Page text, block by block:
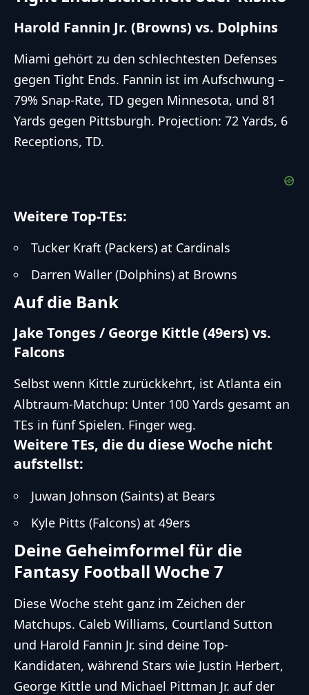
Harold Fannin Jr. (Browns) vs. Dolphins
Miami gehört zu den schlechtesten Defenses
gegen Tight Ends. Fannin ist im Aufschwung –
79% Snap-Rate, TD gegen Minnesota, und 81
Yards gegen Pittsburgh. Projection: 72 Yards, 6
Receptions, TD.
Weitere Top-TEs:
Tucker Kraft (Packers) at Cardinals
Darren Waller (Dolphins) at Browns
Auf die Bank
Jake Tonges / George Kittle (49ers) vs.
Falcons
Selbst wenn Kittle zurückkehrt, ist Atlanta ein
Albtraum-Matchup: Unter 100 Yards gesamt an
TEs in fünf Spielen. Finger weg.
Weitere TEs, die du diese Woche nicht
aufstellst:
Juwan Johnson (Saints) at Bears
Kyle Pitts (Falcons) at 49ers
Deine Geheimformel für die
Fantasy Football Woche 7
Diese Woche steht ganz im Zeichen der
Matchups. Caleb Williams, Courtland Sutton
und Harold Fannin Jr. sind deine Top-
Kandidaten, während Stars wie Justin Herbert,
George Kittle und Michael Pittman Jr. auf der